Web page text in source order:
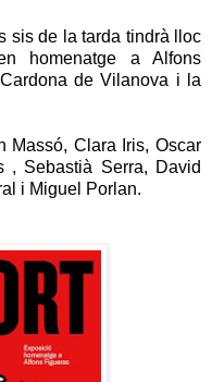
sis de la tarda tindrà lloc
homenatge a Alfons
de Vilanova i la
Massó, Clara Iris, Oscar
, Sebastià Serra, David
i Miguel Porlan.